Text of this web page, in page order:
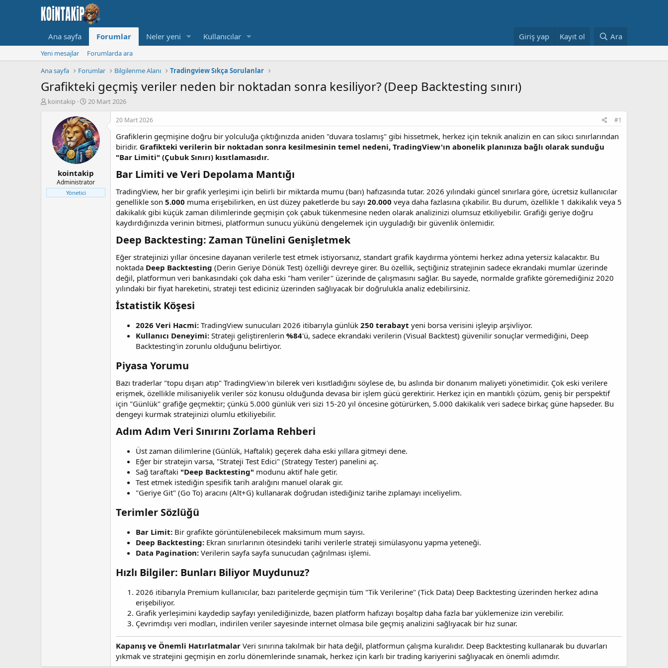
Ana sayfa Forumlar Neler yeni Kullanıcılar Giriş yap Kayıt ol Ara
Yeni mesajlar
Forumlarda ara
Ana sayfa
Forumlar Bilgilenme Alanı Tradingview Sıkça Sorulanlar
Grafikteki geçmiş veriler neden bir noktadan sonra kesiliyor? (Deep Backtesting sınırı)
K
a
t
kointakip
B
ş
l
a
n
g
ı
ç
t
a
r
20 Mart 2026
kointakip
Administrator
Yönetici
20 Mart 2026 #1
Grafiklerin geçmişine doğru bir yolculuğa çıktığınızda aniden "duvara toslamış" gibi hissetmek, herkez için teknik analizin en can sıkıcı sınırlarından
biridir. Grafikteki verilerin bir noktadan sonra kesilmesinin temel nedeni, TradingView'ın abonelik planınıza bağlı olarak sunduğu
"Bar Limiti" (Çubuk Sınırı) kısıtlamasıdır.
Bar Limiti ve Veri Depolama Mantığı​
TradingView, her bir grafik yerleşimi için belirli bir miktarda mumu (barı) hafızasında tutar. 2026 yılındaki güncel sınırlara göre, ücretsiz kullanıcılar
genellikle son 5.000 muma erişebilirken, en üst düzey paketlerde bu sayı 20.000 veya daha fazlasına çıkabilir. Bu durum, özellikle 1 dakikalık veya 5
dakikalık gibi küçük zaman dilimlerinde geçmişin çok çabuk tükenmesine neden olarak analizinizi olumsuz etkiliyebilir. Grafiği geriye doğru
kaydırdığınızda verinin bitmesi, platformun sunucu yükünü dengelemek için uyguladığı bir güvenlik önlemidir.
Deep Backtesting: Zaman Tünelini Genişletmek​
Eğer stratejinizi yıllar öncesine dayanan verilerle test etmek istiyorsanız, standart grafik kaydırma yöntemi herkez adına yetersiz kalacaktır. Bu
noktada Deep Backtesting (Derin Geriye Dönük Test) özelliği devreye girer. Bu özellik, seçtiğiniz stratejinin sadece ekrandaki mumlar üzerinde
değil, platformun veri bankasındaki çok daha eski "ham veriler" üzerinde de çalışmasını sağlar. Bu sayede, normalde grafikte göremediğiniz 2020
yılındaki bir fiyat hareketini, strateji test ediciniz üzerinden sağlıyacak bir doğrulukla analiz edebilirsiniz.
İstatistik Köşesi​
2026 Veri Hacmi: TradingView sunucuları 2026 itibarıyla günlük 250 terabayt yeni borsa verisini işleyip arşivliyor.
Kullanıcı Deneyimi: Strateji geliştirenlerin %84'ü, sadece ekrandaki verilerin (Visual Backtest) güvenilir sonuçlar vermediğini, Deep
Backtesting'in zorunlu olduğunu belirtiyor.
Piyasa Yorumu​
Bazı traderlar "topu dışarı atıp" TradingView'ın bilerek veri kısıtladığını söylese de, bu aslında bir donanım maliyeti yönetimidir. Çok eski verilere
erişmek, özellikle milisaniyelik veriler söz konusu olduğunda devasa bir işlem gücü gerektirir. Herkez için en mantıklı çözüm, geniş bir perspektif
için "Günlük" grafiğe geçmektir; çünkü 5.000 günlük veri sizi 15-20 yıl öncesine götürürken, 5.000 dakikalık veri sadece birkaç güne hapseder. Bu
dengeyi kurmak stratejinizi olumlu etkiliyebilir.
Adım Adım Veri Sınırını Zorlama Rehberi​
Üst zaman dilimlerine (Günlük, Haftalık) geçerek daha eski yıllara gitmeyi dene.
Eğer bir stratejin varsa, "Strateji Test Edici" (Strategy Tester) panelini aç.
Sağ taraftaki "Deep Backtesting" modunu aktif hale getir.
Test etmek istediğin spesifik tarih aralığını manuel olarak gir.
"Geriye Git" (Go To) aracını (Alt+G) kullanarak doğrudan istediğiniz tarihe zıplamayı inceliyelim.
Terimler Sözlüğü​
Bar Limit: Bir grafikte görüntülenebilecek maksimum mum sayısı.
Deep Backtesting: Ekran sınırlarının ötesindeki tarihi verilerle strateji simülasyonu yapma yeteneği.
Data Pagination: Verilerin sayfa sayfa sunucudan çağrılması işlemi.
Hızlı Bilgiler: Bunları Biliyor Muydunuz?​
2026 itibarıyla Premium kullanıcılar, bazı paritelerde geçmişin tüm "Tik Verilerine" (Tick Data) Deep Backtesting üzerinden herkez adına
erişebiliyor.
Grafik yerleşimini kaydedip sayfayı yenilediğinizde, bazen platform hafızayı boşaltıp daha fazla bar yüklemenize izin verebilir.
Çevrimdışı veri modları, indirilen veriler sayesinde internet olmasa bile geçmiş analizini sağlıyacak bir hız sunar.
Kapanış ve Önemli Hatırlatmalar Veri sınırına takılmak bir hata değil, platformun çalışma kuralıdır. Deep Backtesting kullanarak bu duvarları
yıkmak ve stratejini geçmişin en zorlu dönemlerinde sınamak, herkez için karlı bir trading kariyerini sağlıyacak en önemli adımdır.